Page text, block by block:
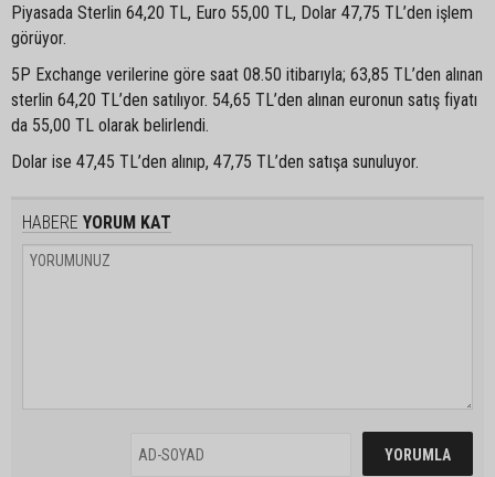
Piyasada Sterlin 64,20 TL, Euro 55,00 TL, Dolar 47,75 TL’den işlem
görüyor.
5P Exchange verilerine göre saat 08.50 itibarıyla; 63,85 TL’den alınan
sterlin 64,20 TL’den satılıyor. 54,65 TL’den alınan euronun satış fiyatı
da 55,00 TL olarak belirlendi.
Dolar ise 47,45 TL’den alınıp, 47,75 TL’den satışa sunuluyor.
HABERE YORUM KAT